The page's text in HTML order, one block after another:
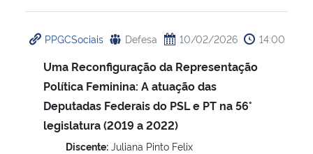
PPGCSociais Defesa 10/02/2026 14:00
Uma Reconfiguração da Representação
Política Feminina: A atuação das
Deputadas Federais do PSL e PT na 56°
legislatura (2019 a 2022)
Discente: Juliana Pinto Felix